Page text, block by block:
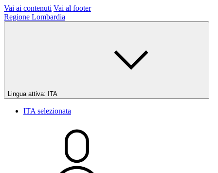
Vai ai contenuti Vai al footer
Regione Lombardia
Lingua attiva: ITA
ITA selezionata